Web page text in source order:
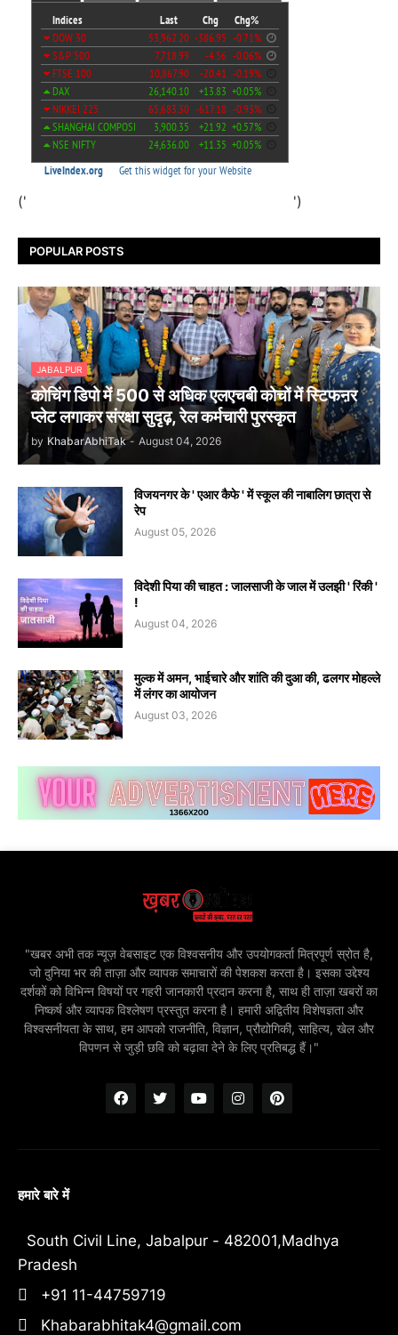
(' ')
POPULAR POSTS
JABALPUR
कोचिंग डिपो में 500 से अधिक एलएचबी कोचों में स्टिफऩर
प्लेट लगाकर संरक्षा सुदृढ़, रेल कर्मचारी पुरस्कृत
by KhabarAbhiTak - August 04, 2026
विजयनगर के ' एआर कैफे ' में स्कूल की नाबालिग छात्रा से
रेप
August 05, 2026
विदेशी पिया की चाहत : जालसाजी के जाल में उलझी ' रिंकी '
!
August 04, 2026
मुल्क में अमन, भाईचारे और शांति की दुआ की, ढलगर मोहल्ले
में लंगर का आयोजन
August 03, 2026
"खबर अभी तक न्यूज़ वेबसाइट एक विश्वसनीय और उपयोगकर्ता मित्रपूर्ण स्रोत है,
जो दुनिया भर की ताज़ा और व्यापक समाचारों की पेशकश करता है। इसका उद्देश्य
दर्शकों को विभिन्न विषयों पर गहरी जानकारी प्रदान करना है, साथ ही ताज़ा खबरों का
निष्कर्ष और व्यापक विश्लेषण प्रस्तुत करना है। हमारी अद्वितीय विशेषज्ञता और
विश्वसनीयता के साथ, हम आपको राजनीति, विज्ञान, प्रौद्योगिकी, साहित्य, खेल और
विपणन से जुड़ी छवि को बढ़ावा देने के लिए प्रतिबद्ध हैं।"
हमारे बारे में
South Civil Line, Jabalpur - 482001,Madhya
Pradesh
+91 11-44759719
Khabarabhitak4@gmail.com